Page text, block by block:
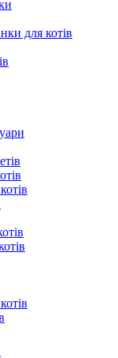
для котів